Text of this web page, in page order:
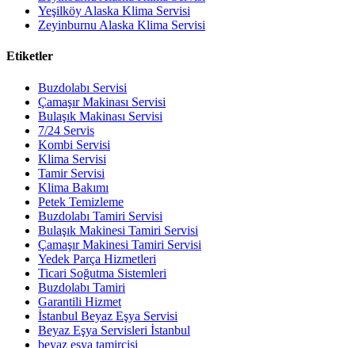
Yeşilköy Alaska Klima Servisi
Zeyinburnu Alaska Klima Servisi
Etiketler
Buzdolabı Servisi
Çamaşır Makinası Servisi
Bulaşık Makinası Servisi
7/24 Servis
Kombi Servisi
Klima Servisi
Tamir Servisi
Klima Bakımı
Petek Temizleme
Buzdolabı Tamiri Servisi
Bulaşık Makinesi Tamiri Servisi
Çamaşır Makinesi Tamiri Servisi
Yedek Parça Hizmetleri
Ticari Soğutma Sistemleri
Buzdolabı Tamiri
Garantili Hizmet
İstanbul Beyaz Eşya Servisi
Beyaz Eşya Servisleri İstanbul
beyaz eşya tamircisi